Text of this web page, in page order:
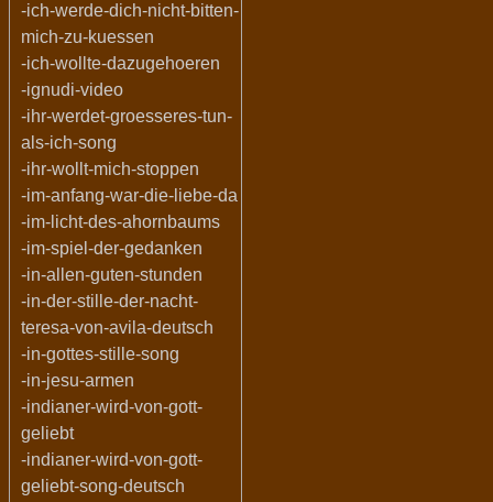
-ich-werde-dich-nicht-bitten-
mich-zu-kuessen
-ich-wollte-dazugehoeren
-ignudi-video
-ihr-werdet-groesseres-tun-
als-ich-song
-ihr-wollt-mich-stoppen
-im-anfang-war-die-liebe-da
-im-licht-des-ahornbaums
-im-spiel-der-gedanken
-in-allen-guten-stunden
-in-der-stille-der-nacht-
teresa-von-avila-deutsch
-in-gottes-stille-song
-in-jesu-armen
-indianer-wird-von-gott-
geliebt
-indianer-wird-von-gott-
geliebt-song-deutsch